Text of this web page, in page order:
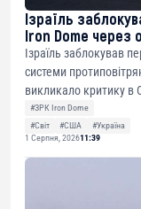
Ізраїль
Iron Dome через
Ізраїль заблокував
системи
викликало критику
#ЗРК Iron Dome
#Світ
#США
#Україна
1 Серпня, 202611:39